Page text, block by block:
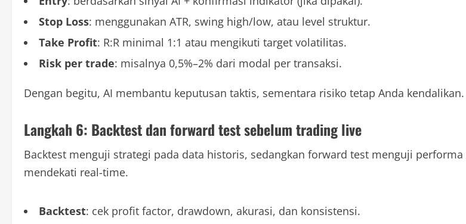
Stop Loss: menggunakan ATR, swing high/low, atau level struktur.
Take Profit: R:R minimal 1:1 atau mengikuti target volatilitas.
Risk per trade: misalnya 0,5%–2% dari modal per transaksi.
Dengan begitu, AI membantu keputusan taktis, sementara risiko tetap Anda kendalikan.
Langkah 6: Backtest dan forward test sebelum trading live
Backtest menguji strategi pada data historis, sedangkan forward test menguji
mendekati real-time.
Backtest: cek profit factor, drawdown, akurasi, dan konsistensi.